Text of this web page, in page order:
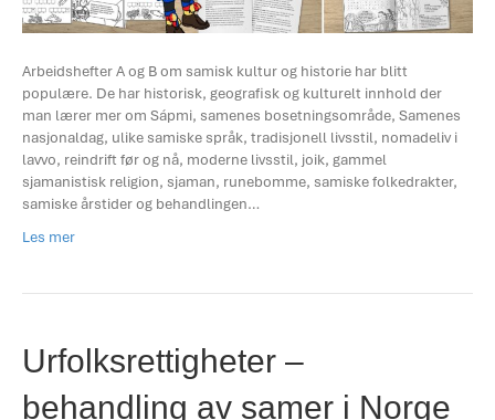
Arbeidshefter A og B om samisk kultur og historie har blitt
populære. De har historisk, geografisk og kulturelt innhold der
man lærer mer om Sápmi, samenes bosetningsområde, Samenes
nasjonaldag, ulike samiske språk, tradisjonell livsstil, nomadeliv i
lavvo, reindrift før og nå, moderne livsstil, joik, gammel
sjamanistisk religion, sjaman, runebomme, samiske folkedrakter,
samiske årstider og behandlingen…
Les mer
Urfolksrettigheter –
behandling av samer i Norge